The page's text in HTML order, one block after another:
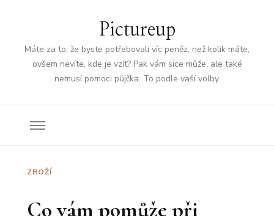
Pictureup
Máte za to, že byste potřebovali víc peněz, než kolik máte,
ovšem nevíte, kde je vzít? Pak vám sice může, ale také
nemusí pomoci půjčka. To podle vaší volby.
ZBOŽÍ
Co vám pomůže při